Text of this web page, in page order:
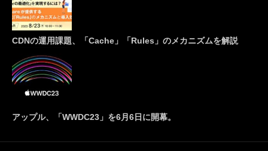
CDNの運用課題、「Cache」「Rules」のメカニズムを解説
アップル、「WWDC23」を6月6日に開幕。